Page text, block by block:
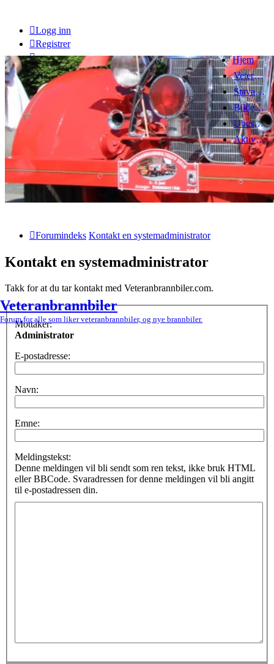
Logg inn
Registrer
Hjem
Veteranbrannbiltreff 2008
Stavanger Brannbilklubb
Bildegalleri
Ubesvarte innlegg
Aktive emner
Veteranbrannbiler
Forum for alle som liker veteranbrannbiler, og nye brannbiler.
Forumindeks Kontakt en systemadministrator
Kontakt en systemadministrator
Takk for at du tar kontakt med Veteranbrannbiler.com.
Mottaker:
Administrator
E-postadresse:
Navn:
Emne:
Meldingstekst:
Denne meldingen vil bli sendt som ren tekst, ikke bruk HTML
eller BBCode. Svaradressen for denne meldingen vil bli angitt
til e-postadressen din.